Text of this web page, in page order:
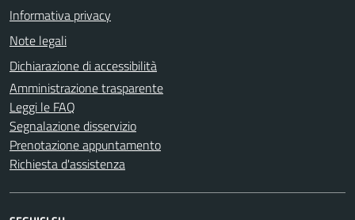
Informativa privacy
Note legali
Dichiarazione di accessibilità
Amministrazione trasparente
Leggi le FAQ
Segnalazione disservizio
Prenotazione appuntamento
Richiesta d'assistenza